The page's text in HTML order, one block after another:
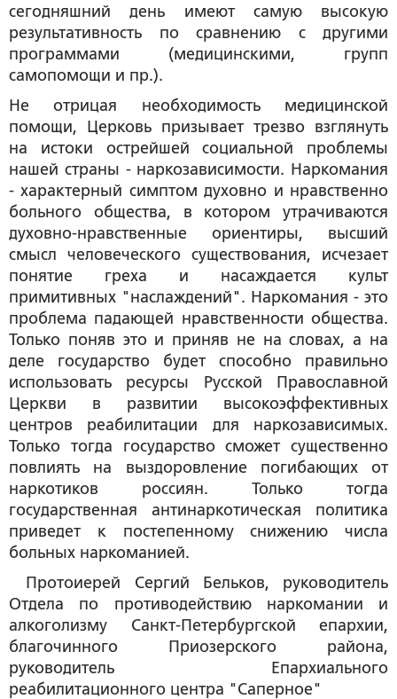
сегодняшний день имеют самую высокую
результативность по сравнению с другими
программами (медицинскими, групп
самопомощи и пр.).
Не отрицая необходимость медицинской
помощи, Церковь призывает трезво взглянуть
на истоки острейшей социальной проблемы
нашей страны - наркозависимости. Наркомания
- характерный симптом духовно и нравственно
больного общества, в котором утрачиваются
духовно-нравственные ориентиры, высший
смысл человеческого существования, исчезает
понятие греха и насаждается культ
примитивных "наслаждений". Наркомания - это
проблема падающей нравственности общества.
Только поняв это и приняв не на словах, а на
деле государство будет способно правильно
использовать ресурсы Русской Православной
Церкви в развитии высокоэффективных
центров реабилитации для наркозависимых.
Только тогда государство сможет существенно
повлиять на выздоровление погибающих от
наркотиков россиян. Только тогда
государственная антинаркотическая политика
приведет к постепенному снижению числа
больных наркоманией.
Протоиерей Сергий Бельков, руководитель
Отдела по противодействию наркомании и
алкоголизму Санкт-Петербургской епархии,
благочинного Приозерского района,
руководитель Епархиального
реабилитационного центра "Саперное"